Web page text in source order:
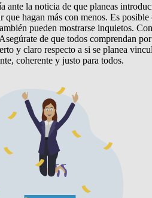
ante la noticia de que planeas
hagan más con menos. Es
pueden mostrarse inquietos.
de que todos comprendan
y claro respecto a si se planea
coherente y justo para todos.